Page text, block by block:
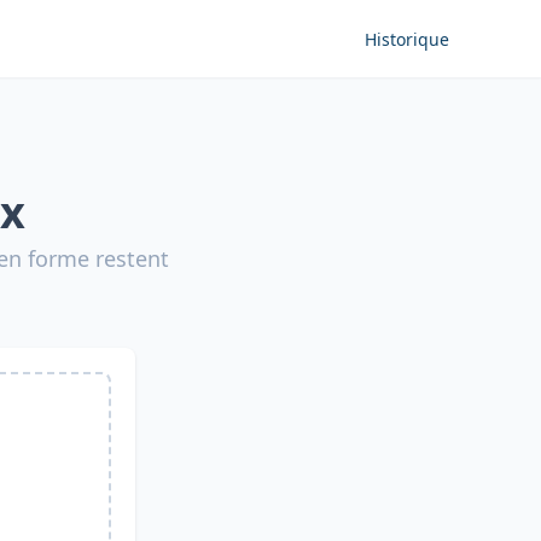
Historique
forme restent